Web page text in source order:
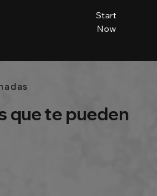
Start
Now
que te pueden